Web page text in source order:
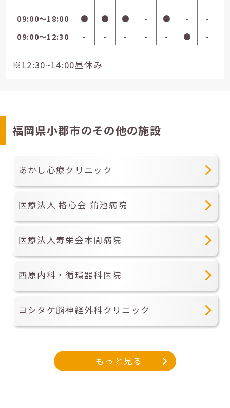
09:00〜18:00 ● ● ● - ● -
-
09:00〜12:30
- - - - - ● -
※12:30~14:00昼休み
福岡県小郡市のその他の施設
あかし心療クリニック
医療法人 格心会 蒲池病院
医療法人寿栄会本間病院
西原内科・循環器科医院
ヨシタケ脳神経外科クリニック
もっと見る